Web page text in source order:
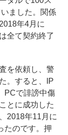
ました。関係
年4月に
全て契約終了
を依頼し、警
。すると、IP
PCで誹謗中傷
とに成功した
2018年11月に
たのです。押